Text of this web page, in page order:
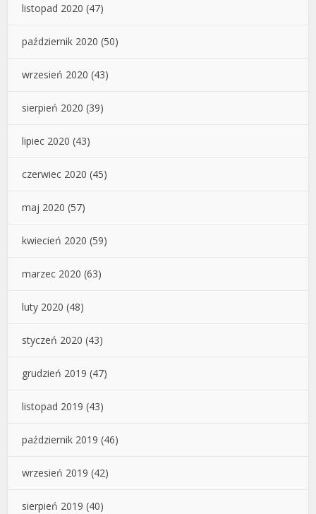
listopad 2020 (47)
październik 2020 (50)
wrzesień 2020 (43)
sierpień 2020 (39)
lipiec 2020 (43)
czerwiec 2020 (45)
maj 2020 (57)
kwiecień 2020 (59)
marzec 2020 (63)
luty 2020 (48)
styczeń 2020 (43)
grudzień 2019 (47)
listopad 2019 (43)
październik 2019 (46)
wrzesień 2019 (42)
sierpień 2019 (40)